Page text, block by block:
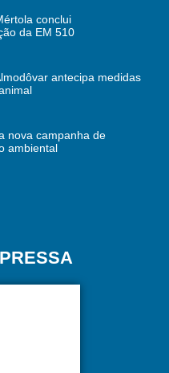
conclui
da EM 510
antecipa medidas
nova campanha de
ambiental